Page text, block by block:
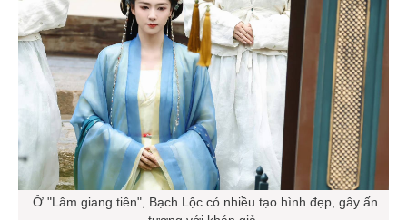
Ở "Lâm giang tiên", Bạch Lộc có nhiều tạo hình đẹp, gây ấn